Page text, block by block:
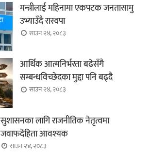
मन्त्रीलाई महिनामा एकपटक जनतासामु
उभ्याउँदै रास्वपा
साउन २४, २०८३
आर्थिक आत्मनिर्भरता बढेसँगै
सम्बन्धविच्छेदका मुद्दा पनि बढ्दै
साउन २४, २०८३
सुशासनका लागि राजनीतिक नेतृत्वमा
जवाफदेहिता आवश्यक
साउन २४, २०८३